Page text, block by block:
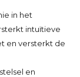
in het
intuïtieve
en versterkt de
en